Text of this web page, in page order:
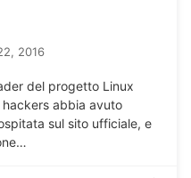
2016
del progetto Linux
abbia avuto
sul sito ufficiale, e